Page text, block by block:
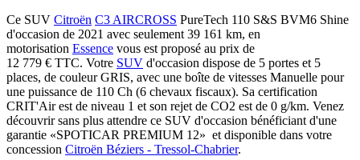
Ce SUV Citroën C3 AIRCROSS PureTech 110 S&S BVM6 Shine
d'occasion de 2021 avec seulement 39 161 km, en
motorisation Essence vous est proposé au prix de
12 779 € TTC. Votre SUV d'occasion dispose de 5 portes et 5
places, de couleur GRIS, avec une boîte de vitesses Manuelle pour
une puissance de 110 Ch (6 chevaux fiscaux). Sa certification
CRIT'Air est de niveau 1 et son rejet de CO2 est de 0 g/km. Venez
découvrir sans plus attendre ce SUV d'occasion bénéficiant d'une
garantie «SPOTICAR PREMIUM 12» et disponible dans votre
concession Citroën Béziers - Tressol-Chabrier.